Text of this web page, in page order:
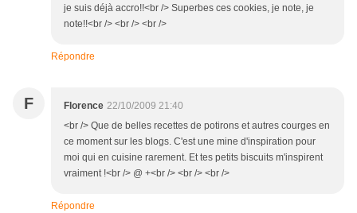
je suis déjà accro!!<br /> Superbes ces cookies, je note, je
note!!<br /> <br /> <br />
Répondre
F Florence 22/10/2009 21:40
<br /> Que de belles recettes de potirons et autres courges en
ce moment sur les blogs. C'est une mine d'inspiration pour
moi qui en cuisine rarement. Et tes petits biscuits m'inspirent
vraiment !<br /> @ +<br /> <br /> <br />
Répondre